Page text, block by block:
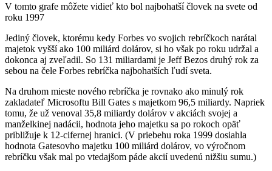
V tomto grafe môžete vidieť kto bol najbohatší človek na svete od
roku 1997
Jediný človek, ktorému kedy Forbes vo svojich rebríčkoch narátal
majetok vyšší ako 100 miliárd dolárov, si ho však po roku udržal a
dokonca aj zveľadil. So 131 miliardami je Jeff Bezos druhý rok za
sebou na čele Forbes rebríčka najbohatších ľudí sveta.
Na druhom mieste nového rebríčka je rovnako ako minulý rok
zakladateľ Microsoftu Bill Gates s majetkom 96,5 miliardy. Napriek
tomu, že už venoval 35,8 miliardy dolárov v akciách svojej a
manželkinej nadácii, hodnota jeho majetku sa po rokoch opäť
približuje k 12-cifernej hranici. (V priebehu roka 1999 dosiahla
hodnota Gatesovho majetku 100 miliárd dolárov, vo výročnom
rebríčku však mal po vtedajšom páde akcií uvedenú nižšiu sumu.)